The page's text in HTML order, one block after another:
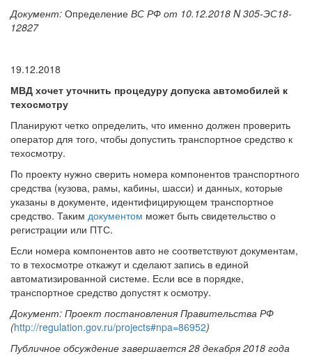
Документ: Определение ВС РФ от 10.12.2018 N 305-ЭС18-
12827
19.12.2018
МВД хочет уточнить процедуру допуска автомобилей к
техосмотру
Планируют четко определить, что именно должен проверить
оператор для того, чтобы допустить транспортное средство к
техосмотру.
По проекту нужно сверить номера компонентов транспортного
средства (кузова, рамы, кабины, шасси) и данных, которые
указаны в документе, идентифицирующем транспортное
средство. Таким документом может быть свидетельство о
регистрации или ПТС.
Если номера компонентов авто не соответствуют документам,
то в техосмотре откажут и сделают запись в единой
автоматизированной системе. Если все в порядке,
транспортное средство допустят к осмотру.
Документ: Проект постановления Правительства РФ
(http://regulation.gov.ru/projects#npa=86952)
Публичное обсуждение завершается 28 декабря 2018 года